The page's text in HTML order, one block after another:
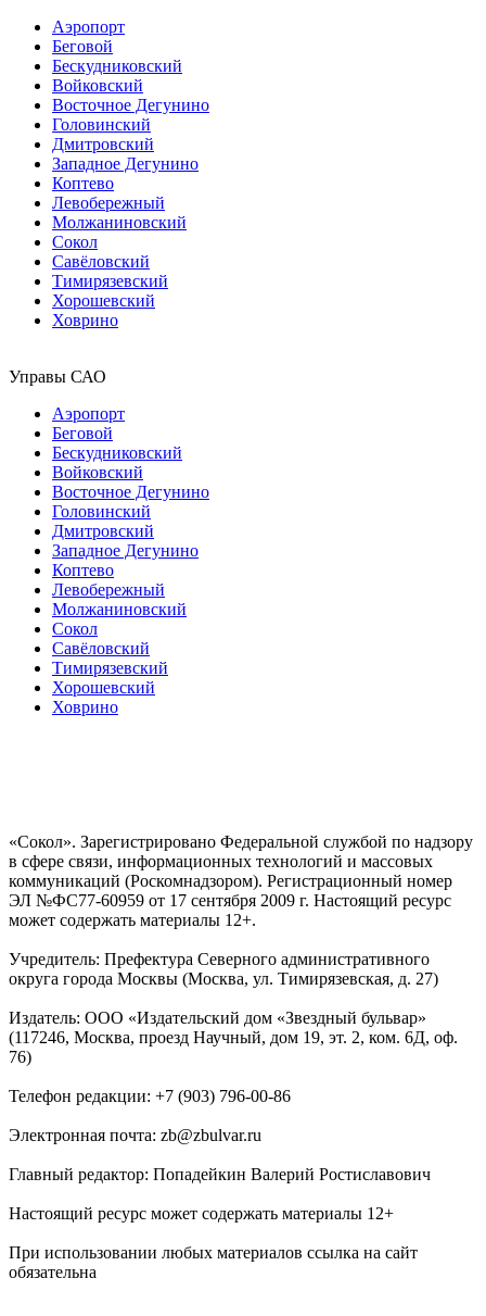
Аэропорт
Беговой
Бескудниковский
Войковский
Восточное Дегунино
Головинский
Дмитровский
Западное Дегунино
Коптево
Левобережный
Молжаниновский
Сокол
Савёловский
Тимирязевский
Хорошевский
Ховрино
Управы САО
Аэропорт
Беговой
Бескудниковский
Войковский
Восточное Дегунино
Головинский
Дмитровский
Западное Дегунино
Коптево
Левобережный
Молжаниновский
Сокол
Савёловский
Тимирязевский
Хорошевский
Ховрино
«Сокол». Зарегистрировано Федеральной службой по надзору
в сфере связи, информационных технологий и массовых
коммуникаций (Роскомнадзором). Регистрационный номер
ЭЛ №ФС77-60959 от 17 сентября 2009 г. Настоящий ресурс
может содержать материалы 12+.
Учредитель: Префектура Северного административного
округа города Москвы (Москва, ул. Тимирязевская, д. 27)
Издатель: ООО «Издательский дом «Звездный бульвар»
(117246, Москва, проезд Научный, дом 19, эт. 2, ком. 6Д, оф.
76)
Телефон редакции: +7 (903) 796-00-86
Электронная почта: zb@zbulvar.ru
Главный редактор: Попадейкин Валерий Ростиславович
Настоящий ресурс может содержать материалы 12+
При использовании любых материалов ссылка на сайт
обязательна